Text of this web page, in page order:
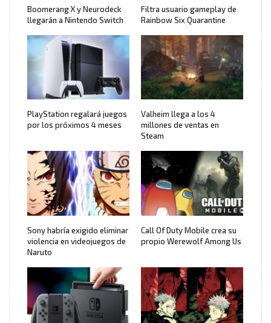
Boomerang X y Neurodeck
llegarán a Nintendo Switch
Filtra usuario gameplay de
Rainbow Six Quarantine
PlayStation regalará juegos
por los próximos 4 meses
Valheim llega a los 4
millones de ventas en
Steam
Sony habría exigido eliminar
violencia en videojuegos de
Naruto
Call Of Duty Mobile crea su
propio Werewolf Among Us